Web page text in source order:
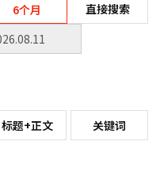
6个月 直接搜索
标题+正文 关键词